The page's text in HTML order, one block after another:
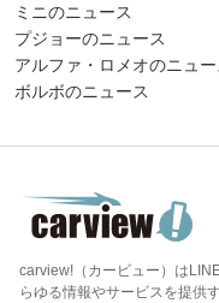
ミニのニュース
プジョーのニュース
アルファ・ロメオのニュー
ボルボのニュース
carview!（カービュー）は
らゆる情報やサービスを提供